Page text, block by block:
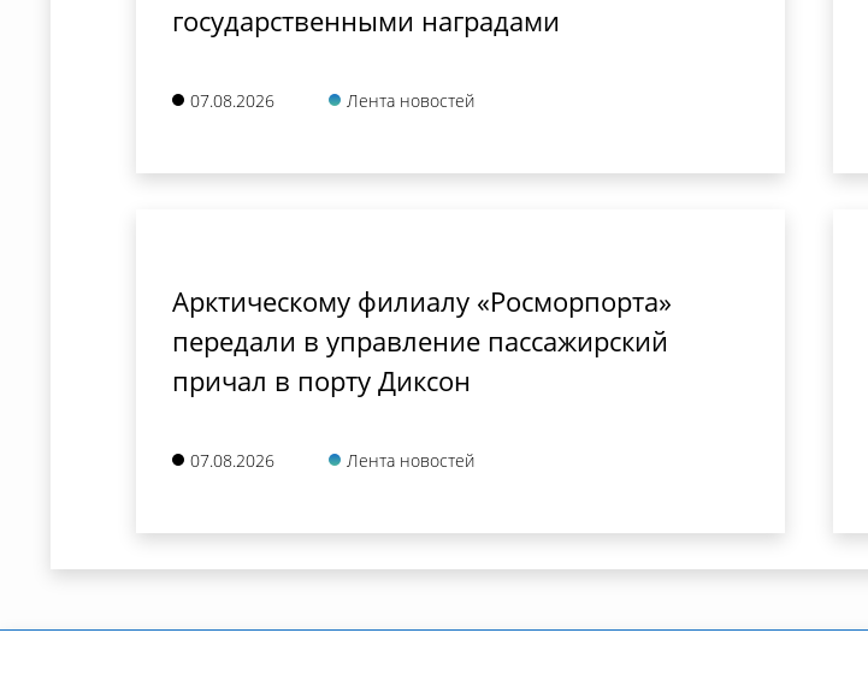
государственными наградами
07.08.2026 Лента новостей
Арктическому филиалу «Росморпорта»
передали в управление пассажирский
причал в порту Диксон
07.08.2026 Лента новостей